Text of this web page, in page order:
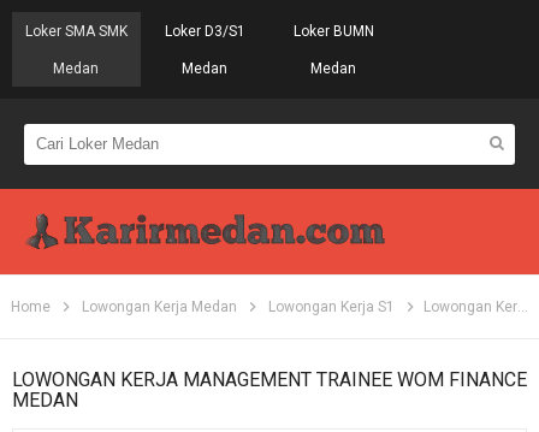
Loker SMA SMK
Medan
Loker D3/S1
Medan
Loker BUMN
Medan
Home Lowongan Kerja Medan Lowongan Kerja S1 Lowongan Kerja Management Trainee WOM Finance Medan
LOWONGAN KERJA MANAGEMENT TRAINEE WOM FINANCE
MEDAN